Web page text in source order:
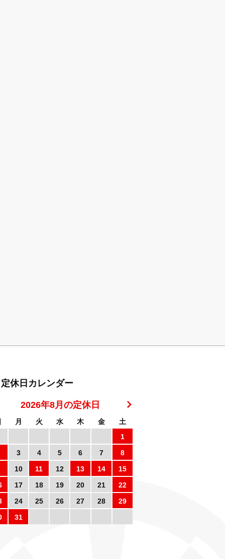
定休日カレンダー
2026年8月の定休日
月 火 水 木 金
土
1
3
4 5 6 7
8
10
11 12 13 14
15
17 18 19 20 21
22
24 25 26 27 28
29
31